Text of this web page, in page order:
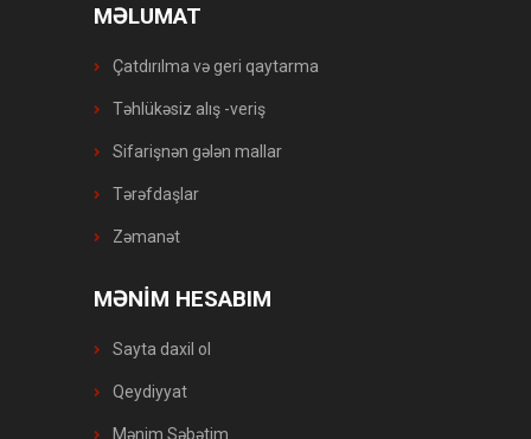
MƏLUMAT
Çatdırılma və geri qaytarma
Təhlükəsiz alış -veriş
Sifarişnən gələn mallar
Tərəfdaşlar
Zəmanət
MƏNİM HESABIM
Sayta daxil ol
Qeydiyyat
Mənim Səbətim